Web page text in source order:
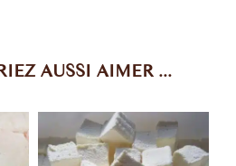
AUSSI AIMER ...
produit
de